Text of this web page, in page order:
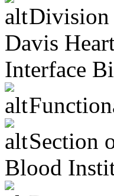
Division
Davis
Interface
Section
Blood